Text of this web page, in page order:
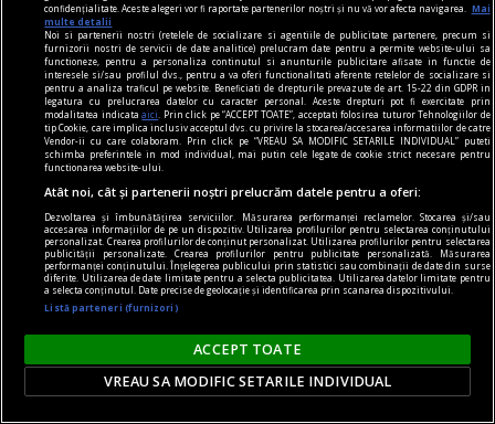
Holocaustului, foametea
colectivizată a fost cel mai
mare dezastru politic în
Europa secolului al XX-lea.
Aprecierile istorice care pot
fi privite ca fiind obiective,
cum ar fi numărarea
victimelor acţiunilor de
ucidere în masă, ar putea
ajuta la refacerea unei
balanţe istorice uşor
pierdute. Germanii care au
suferit îngrozitor sub
conducerea lui Hitler şi în
timpul războiului nu se
plasează în centrul istoriei
confidențialitate. Aceste alegeri vor fi raportate partenerilor noștri și nu vă vor afecta navigarea.
Mai
multe detalii
Noi si partenerii nostri (retelele de socializare si agentiile de publicitate partenere, precum si
furnizorii nostri de servicii de date analitice) prelucram date pentru a permite website-ului sa
functioneze, pentru a personaliza continutul si anunturile publicitare afisate in functie de
interesele si/sau profilul dvs., pentru a va oferi functionalitati aferente retelelor de socializare si
pentru a analiza traficul pe website. Beneficiati de drepturile prevazute de art. 15-22 din GDPR in
legatura cu prelucrarea datelor cu caracter personal. Aceste drepturi pot fi exercitate prin
modalitatea indicataaici
. Prin click pe “ACCEPT TOATE”, acceptati folosirea tuturor Tehnologiilor de
tip Cookie, care implica inclusiv acceptul dvs. cu privire la stocarea/accesarea informatiilor de catre
Vendor-ii cu care colaboram. Prin click pe “VREAU SA MODIFIC SETARILE INDIVIDUAL” puteti
schimba preferintele in mod individual, mai putin cele legate de cookie strict necesare pentru
functionarea website-ului.
Atât noi, cât și partenerii noștri prelucrăm datele pentru a oferi:
Dezvoltarea și îmbunătățirea serviciilor. Măsurarea performanței reclamelor. Stocarea și/sau
accesarea informațiilor de pe un dispozitiv. Utilizarea profilurilor pentru selectarea conținutului
personalizat. Crearea profilurilor de conținut personalizat. Utilizarea profilurilor pentru selectarea
publicității personalizate. Crearea profilurilor pentru publicitate personalizată. Măsurarea
performanței conținutului. Înțelegerea publicului prin statistici sau combinații de date din surse
diferite. Utilizarea de date limitate pentru a selecta publicitatea. Utilizarea datelor limitate pentru
a selecta conținutul. Date precise de geolocație și identificarea prin scanarea dispozitivului.
Listă parteneri (furnizori)
ACCEPT TOATE
VREAU SA MODIFIC SETARILE INDIVIDUAL